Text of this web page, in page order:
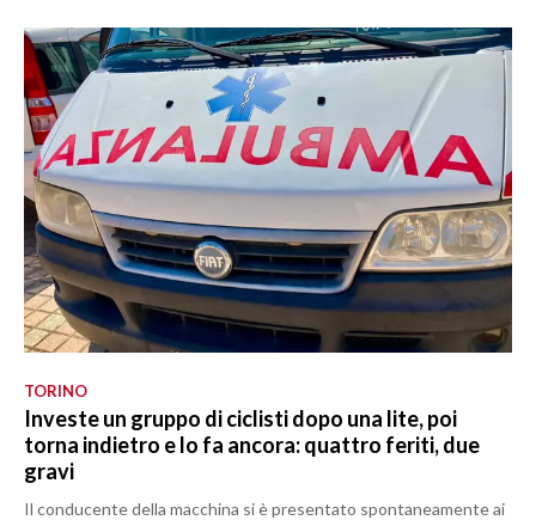
TORINO
Investe un gruppo di ciclisti dopo una lite, poi
torna indietro e lo fa ancora: quattro feriti, due
gravi
Il conducente della macchina si è presentato spontaneamente ai